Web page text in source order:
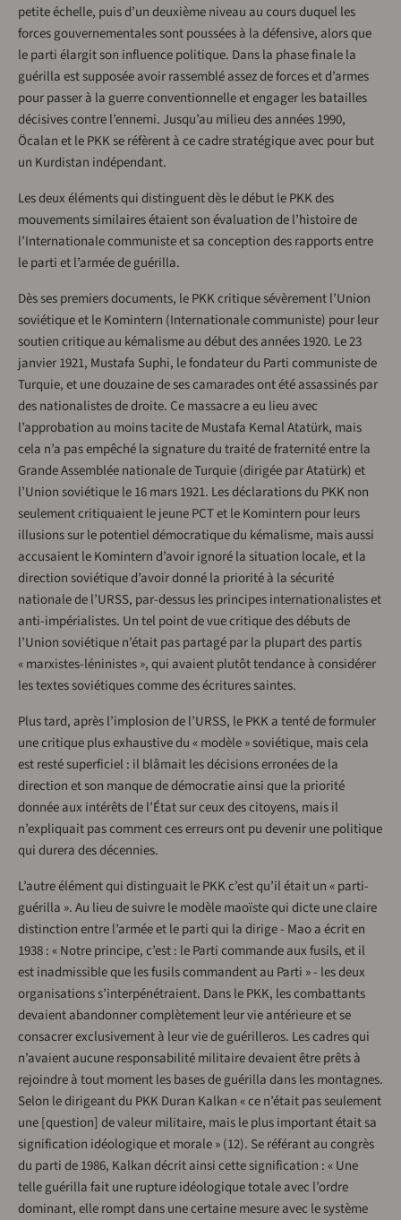
petite échelle, puis d’un deuxième niveau au cours duquel les
forces gouvernementales sont poussées à la défensive, alors que
le parti élargit son influence politique. Dans la phase finale la
guérilla est supposée avoir rassemblé assez de forces et d’armes
pour passer à la guerre conventionnelle et engager les batailles
décisives contre l’ennemi. Jusqu’au milieu des années 1990,
Öcalan et le PKK se réfèrent à ce cadre stratégique avec pour but
un Kurdistan indépendant.
Les deux éléments qui distinguent dès le début le PKK des
mouvements similaires étaient son évaluation de l’histoire de
l’Internationale communiste et sa conception des rapports entre
le parti et l’armée de guérilla.
Dès ses premiers documents, le PKK critique sévèrement l’Union
soviétique et le Komintern (Internationale communiste) pour leur
soutien critique au kémalisme au début des années 1920. Le 23
janvier 1921, Mustafa Suphi, le fondateur du Parti communiste de
Turquie, et une douzaine de ses camarades ont été assassinés par
des nationalistes de droite. Ce massacre a eu lieu avec
l’approbation au moins tacite de Mustafa Kemal Atatürk, mais
cela n’a pas empêché la signature du traité de fraternité entre la
Grande Assemblée nationale de Turquie (dirigée par Atatürk) et
l’Union soviétique le 16 mars 1921. Les déclarations du PKK non
seulement critiquaient le jeune PCT et le Komintern pour leurs
illusions sur le potentiel démocratique du kémalisme, mais aussi
accusaient le Komintern d’avoir ignoré la situation locale, et la
direction soviétique d’avoir donné la priorité à la sécurité
nationale de l’URSS, par-dessus les principes internationalistes et
anti-impérialistes. Un tel point de vue critique des débuts de
l’Union soviétique n’était pas partagé par la plupart des partis
« marxistes-léninistes », qui avaient plutôt tendance à considérer
les textes soviétiques comme des écritures saintes.
Plus tard, après l’implosion de l’URSS, le PKK a tenté de formuler
une critique plus exhaustive du « modèle » soviétique, mais cela
est resté superficiel : il blâmait les décisions erronées de la
direction et son manque de démocratie ainsi que la priorité
donnée aux intérêts de l’État sur ceux des citoyens, mais il
n’expliquait pas comment ces erreurs ont pu devenir une politique
qui durera des décennies.
L’autre élément qui distinguait le PKK c’est qu’il était un « parti-
guérilla ». Au lieu de suivre le modèle maoïste qui dicte une claire
distinction entre l’armée et le parti qui la dirige - Mao a écrit en
1938 : « Notre principe, c’est : le Parti commande aux fusils, et il
est inadmissible que les fusils commandent au Parti » - les deux
organisations s’interpénétraient. Dans le PKK, les combattants
devaient abandonner complètement leur vie antérieure et se
consacrer exclusivement à leur vie de guérilleros. Les cadres qui
n’avaient aucune responsabilité militaire devaient être prêts à
rejoindre à tout moment les bases de guérilla dans les montagnes.
Selon le dirigeant du PKK Duran Kalkan « ce n’était pas seulement
une [question] de valeur militaire, mais le plus important était sa
signification idéologique et morale » (12). Se référant au congrès
du parti de 1986, Kalkan décrit ainsi cette signification : « Une
telle guérilla fait une rupture idéologique totale avec l’ordre
dominant, elle rompt dans une certaine mesure avec le système